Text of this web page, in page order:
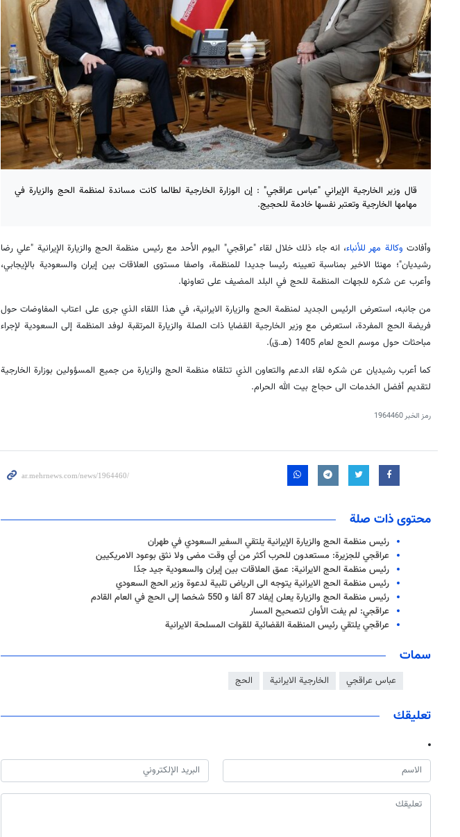
قال وزير الخارجية الإيراني "عباس عراقجي" : إن الوزارة الخارجية لطالما كانت مساندة لمنظمة الحج والزيارة في
مهامها الخارجية وتعتبر نفسها خادمة للحجيج.
وأفادت وكالة مهر للأنباء، انه جاء ذلك خلال لقاء "عراقجي" اليوم الأحد مع رئيس منظمة الحج والزيارة الإيرانية "علي رضا
رشيديان"؛ مهنئا الاخير بمناسبة تعيينه رئيسا جديدا للمنظمة، واصفا مستوى العلاقات بين إيران والسعودية بالإيجابي،
وأعرب عن شكره للجهات المنظمة للحج في البلد المضيف على تعاونها.
من جانبه، استعرض الرئيس الجديد لمنظمة الحج والزيارة الايرانية، في هذا اللقاء الذي جرى على اعتاب المفاوضات حول
فريضة الحج المفردة، استعرض مع وزير الخارجية القضايا ذات الصلة والزيارة المرتقبة لوفد المنظمة إلى السعودية لإجراء
مباحثات حول موسم الحج لعام 1405 (هـ.ق).
كما أعرب رشيديان عن شكره لقاء الدعم والتعاون الذي تتلقاه منظمة الحج والزيارة من جميع المسؤولين بوزارة الخارجية
لتقديم أفضل الخدمات الى حجاج بيت الله الحرام.
رمز الخبر1964460
محتوى ذات صلة
رئيس منظمة الحج والزيارة الإيرانية يلتقي السفير السعودي في طهران
عراقجي للجزيرة: مستعدون للحرب أكثر من أي وقت مضى ولا نثق بوعود الامريكيين
رئيس منظمة الحج الايرانية: عمق العلاقات بين إيران والسعودية جيد جدًا
رئيس منظمة الحج الايرانية يتوجه الى الرياض تلبية لدعوة وزير الحج السعودي
رئيس منظمة الحج والزيارة يعلن إيفاد 87 ألفا و 550 شخصا إلى الحج في العام القادم
عراقجي: لم يفت الأوان لتصحيح المسار
عراقجي يلتقي رئيس المنظمة القضائية للقوات المسلحة الايرانية
سمات
عباس عراقجي الخارجية الايرانية الحج
تعليقك